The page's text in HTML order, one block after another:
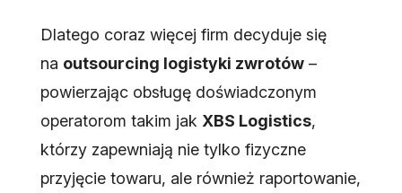
Dlatego coraz więcej firm decyduje się
na outsourcing logistyki zwrotów–
powierzając obsługę doświadczonym
operatorom takim jak XBS Logistics,
którzy zapewniają nie tylko fizyczne
przyjęcie towaru, ale również raportowanie,